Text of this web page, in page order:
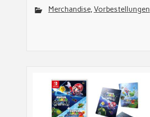
Merchandise, Vorbestellungen